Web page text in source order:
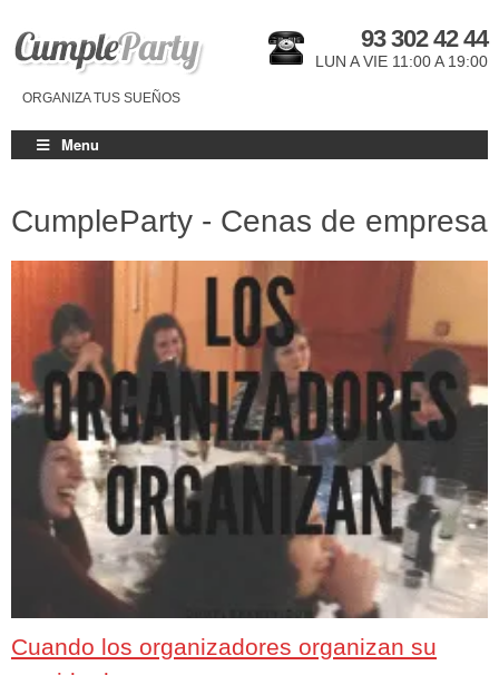
ORGANIZA TUS SUEÑOS
93 302 42 44
LUN A VIE 11:00 A 19:00
Menu
CumpleParty - Cenas de empresa
Cuando los organizadores organizan su